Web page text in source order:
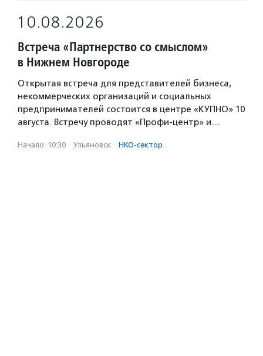
10.08.2026
Встреча «Партнерство со смыслом»
в Нижнем Новгороде
Открытая встреча для представителей бизнеса,
некоммерческих организаций и социальных
предпринимателей состоится в центре «КУПНО» 10
августа. Встречу проводят «Профи-центр» и…
Начало: 10:30 · Ульяновск · НКО-сектор